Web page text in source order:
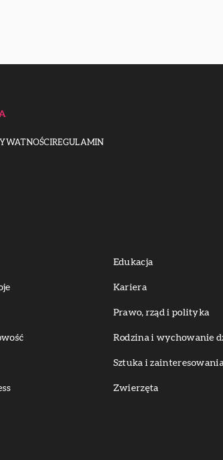
REGULAMIN
Edukacja
Kariera
Prawo, rząd i polityka
Rodzina i wychowanie
Sztuka i
Zwierzęta